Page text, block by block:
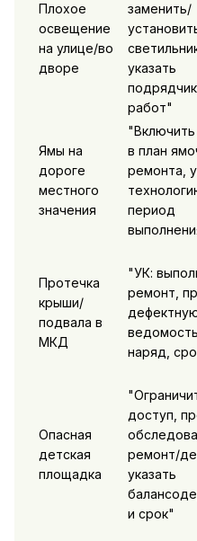
Плохое
освещение
на улице/во
дворе
заменить/
указать
работ"
Ямы на
дороге
местного
значения
"Включить
в план
ремонта,
период
Протечка
крыши/
подвала в
МКД
"УК:
ремонт,
наряд,
Опасная
детская
площадка
доступ,
ремонт/
указать
и срок"